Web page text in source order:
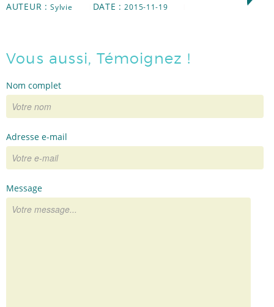
TÉMOIGNAGES
ACTUS
AUTEUR :Sylvie DATE :2015-11-19
Vous aussi, Témoignez !
Nom complet
Adresse e-mail
Message